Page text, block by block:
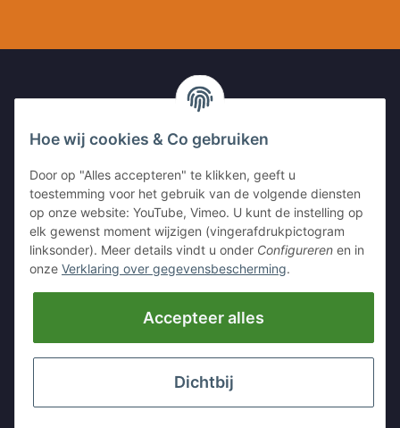
47803 Krefeld
Tel:+49 (0)2151 5372253
Mobil:+49 (0)157 30656681
E-Mai:info@hackmesser24.de
LEGALE INFORMATIE
Hoe wij cookies & Co gebruiken
Door op "Alles accepteren" te klikken, geeft u
toestemming voor het gebruik van de volgende diensten
op onze website: YouTube, Vimeo. U kunt de instelling op
elk gewenst moment wijzigen (vingerafdrukpictogram
linksonder). Meer details vindt u onder Configureren en in
onze Verklaring over gegevensbescherming.
Accepteer alles
Dichtbij